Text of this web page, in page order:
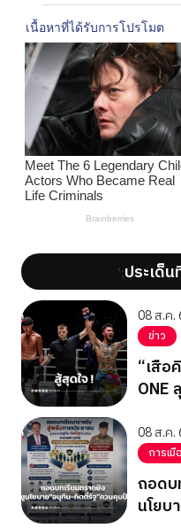
';ประเด็
08 ส.ค.
ข่าว
“เสือ
ONE
08 ส.ค.
การเมื
ถอดบ
นโยบ